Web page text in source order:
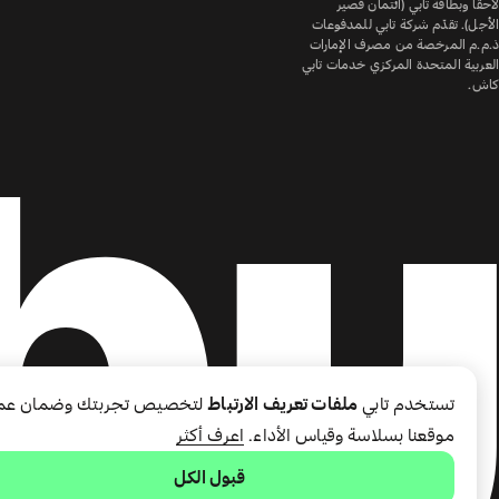
لاحقًا وبطاقة تابي (ائتمان قصير
الأجل). تقدّم شركة تابي للمدفوعات
ذ.م.م المرخصة من مصرف الإمارات
العربية المتحدة المركزي خدمات تابي
كاش.
تستخدم تابي ملفات تعريف الارتباطلتخصيص تجربتك وضمان
موقعنا بسلاسة وقياس الأداء. اعرف أكثر
قبول الكل